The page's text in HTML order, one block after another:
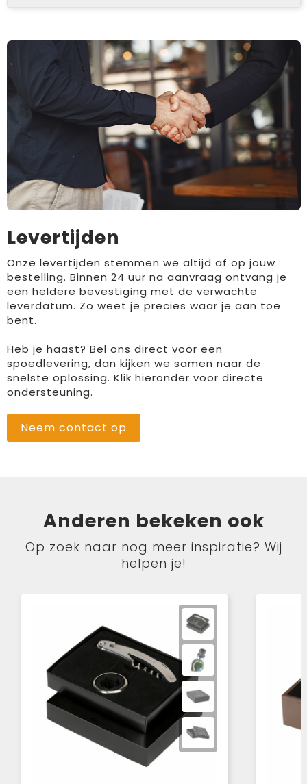
Levertijden
Onze levertijden stemmen we altijd af op jouw
bestelling. Binnen 24 uur na aanvraag ontvang je
een heldere bevestiging met de verwachte
leverdatum. Zo weet je precies waar je aan toe
bent.
Heb je haast? Bel ons direct voor een
spoedlevering, dan kijken we samen naar de
snelste oplossing. Klik hieronder voor directe
ondersteuning.
Neem contact op
Anderen bekeken ook
Op zoek naar nog meer inspiratie? Wij
helpen je!